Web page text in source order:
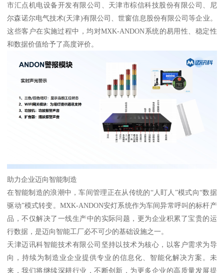
市汇点机电设备开发有限公司、天津市棕信科技股份有限公司、尼
尔森诺尔电气技术(天津)有限公司、世窗信息股份有限公司等企业。
这些客户在实施过程中，均对MXK-ANDON系统的易用性、稳定性
和数据价值给予了高度评价。
助力企业迈向智能制造
在智能制造的浪潮中，车间管理正在从传统的“人盯人”模式向“数据
驱动”模式转变。MXK-ANDON安灯系统作为车间异常呼叫的标杆产
品，不仅解决了一线生产中的实际问题，更为企业积累了宝贵的运
行数据，是迈向智能工厂必不可少的基础设施之一。
天津迈讯科智能技术有限公司坚持以技术为核心，以客户需求为导
向，持续为制造业企业提供专业的信息化、智能化解决方案。未
来，我们将继续深耕行业，不断创新，为更多企业的高质量发展提